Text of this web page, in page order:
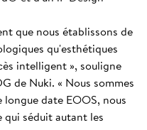
que nous établissons de
qu'esthétiques
intelligent », souligne
de Nuki. « Nous sommes
date EOOS, nous
qui séduit autant les